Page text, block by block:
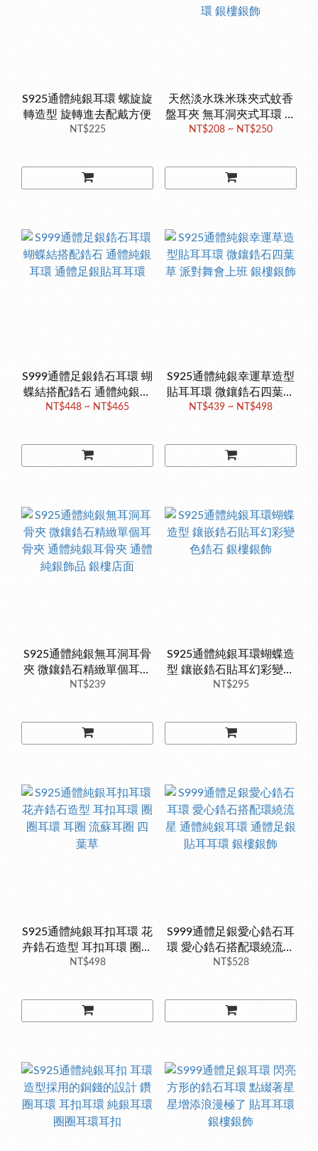
S925通體純銀耳環 螺旋旋
轉造型 旋轉進去配戴方便
NT$225
天然淡水珠米珠夾式蚊香
盤耳夾 無耳洞夾式耳環 銀
針耳環 一對價格 珍珠耳環
NT$208 ~ NT$250
S999通體足銀鋯石耳環 蝴
蝶結搭配鋯石 通體純銀耳
環 通體足銀貼耳耳環
NT$448 ~ NT$465
S925通體純銀幸運草造型
貼耳耳環 微鑲鋯石四葉草
派對舞會上班 銀樓銀飾
NT$439 ~ NT$498
S925通體純銀無耳洞耳骨
夾 微鑲鋯石精緻單個耳骨
夾 通體純銀耳骨夾 通體純
NT$239
S925通體純銀耳環蝴蝶造
型 鑲嵌鋯石貼耳幻彩變色
鋯石 銀樓銀飾
NT$295
S925通體純銀耳扣耳環 花
卉鋯石造型 耳扣耳環 圈圈
耳環 耳圈 流蘇耳圈 四葉
NT$498
S999通體足銀愛心鋯石耳
環 愛心鋯石搭配環繞流星
通體純銀耳環 通體足銀貼
NT$528